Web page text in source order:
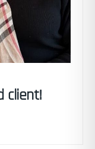
client!